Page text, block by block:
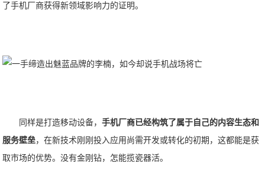
了手机厂商获得新领域影响力的证明。
同样是打造移动设备，手机厂商已经构筑了属于自己的内容生态和
服务壁垒，在新技术刚刚投入应用尚需开发或转化的初期，这都能是获
取市场的优势。没有金刚钻，怎能揽瓷器活。